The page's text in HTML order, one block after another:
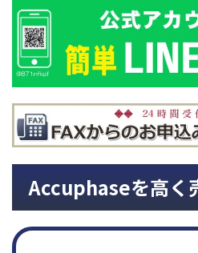
Accuphaseを高く